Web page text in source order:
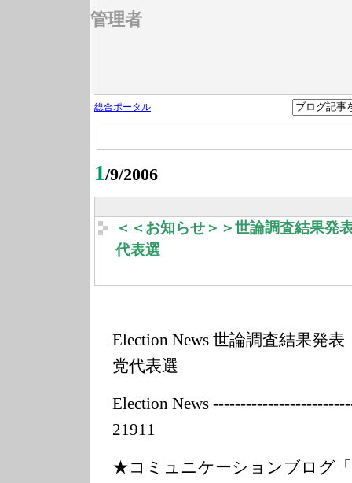
管理者
総合ポータル
1/9/2006
＜＜お知らせ＞＞世論調査結果
代表選
Election News 世論調査結果発
党代表選
Election News ---------------
21911
★コミュニケーションブログ「